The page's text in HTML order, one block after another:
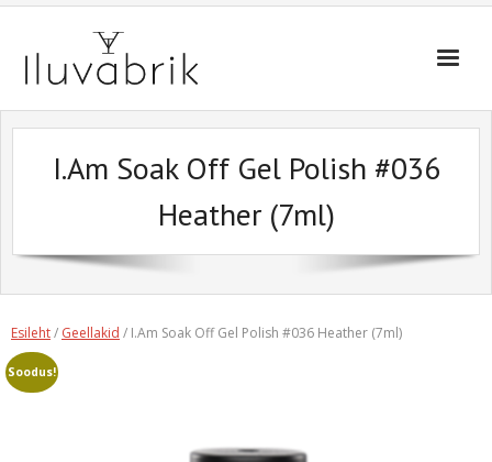
Skip
content
I.Am Soak Off Gel Polish #036
Heather (7ml)
Esileht/ Geellakid / I.Am Soak Off Gel Polish #036 Heather (7ml)
Soodus!